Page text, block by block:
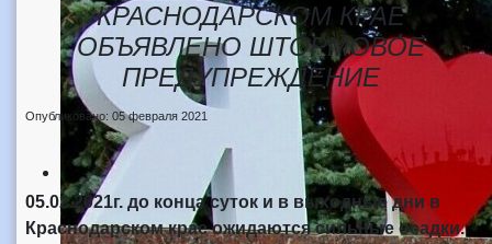
КРАСНОДАРСКОМ КРАЕ
ОБЪЯВЛЕНО ШТОРМОВОЕ
ПРЕДУПРЕЖДЕНИЕ
Опубликовано: 05 февраля 2021
05.02.2021г. до конца суток и в выходные дни в
Краснодарском крае ожидаются сильные осадки.